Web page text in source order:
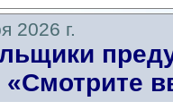
2026 г.
«Смотрите